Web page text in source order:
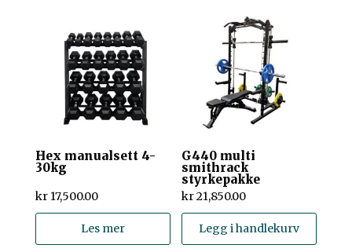
Hex manualsett 4-
30kg
kr17,500.00
Les mer
G440 multi
smithrack
styrkepakke
kr21,850.00
Legg i handlekurv